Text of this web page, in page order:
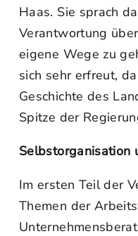
Haas. Sie sprach
Verantwortung
eigene Wege zu
sich sehr erfreut,
Geschichte des
Spitze der
Selbstorganisation
Im ersten Teil der
Themen der